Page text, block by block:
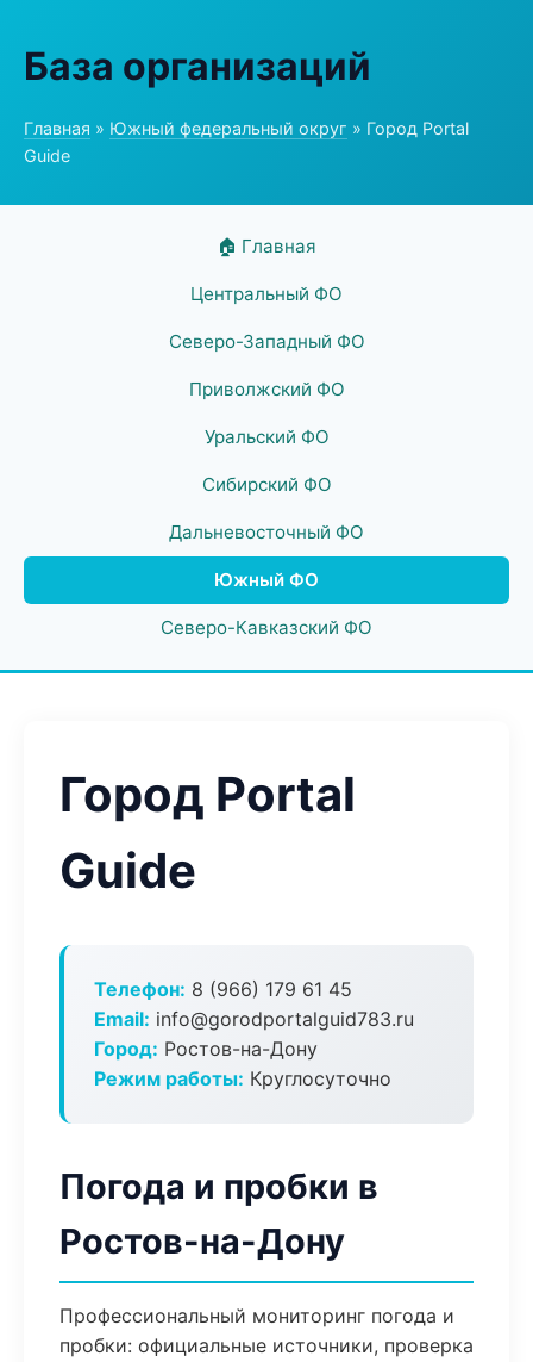
База организаций
Главная » Южный федеральный округ » Город Portal
Guide
🏠 Главная
Центральный ФО
Северо-Западный ФО
Приволжский ФО
Уральский ФО
Сибирский ФО
Дальневосточный ФО
Южный ФО
Северо-Кавказский ФО
Город Portal
Guide
Телефон: 8 (966) 179 61 45
Email: info@gorodportalguid783.ru
Город: Ростов-на-Дону
Режим работы: Круглосуточно
Погода и пробки в
Ростов-на-Дону
Профессиональный мониторинг погода и
пробки: официальные источники, проверка